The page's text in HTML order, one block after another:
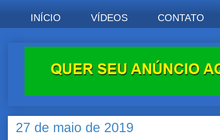
INÍCIO VÍDEOS CONTATO
27 de maio de 2019